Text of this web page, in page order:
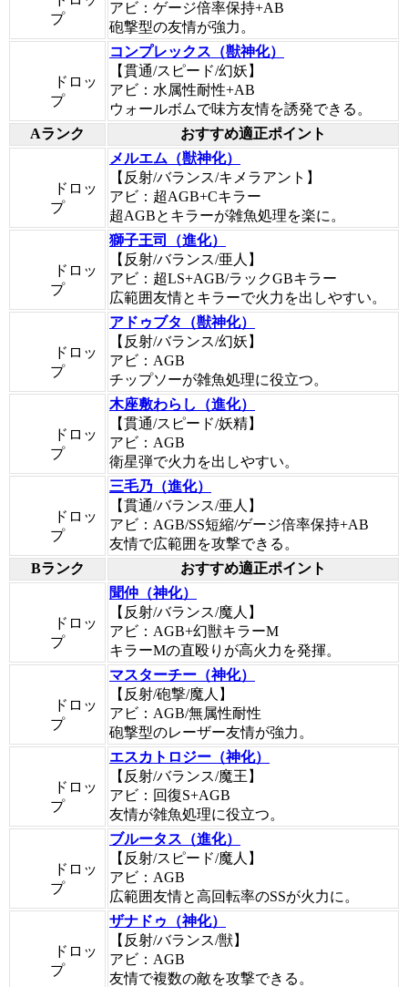
プ
アビ：ゲージ倍率保持+AB
砲撃型の友情が強力。
ドロッ
プ
コンプレックス（獣神化）
【貫通/スピード/幻妖】
アビ：水属性耐性+AB
ウォールボムで味方友情を誘発できる。
Aランク
おすすめ適正ポイント
ドロッ
プ
メルエム（獣神化）
【反射/バランス/キメラアント】
アビ：超AGB+Cキラー
超AGBとキラーが雑魚処理を楽に。
ドロッ
プ
獅子王司（進化）
【反射/バランス/亜人】
アビ：超LS+AGB/ラックGBキラー
広範囲友情とキラーで火力を出しやすい。
ドロッ
プ
アドゥブタ（獣神化）
【反射/バランス/幻妖】
アビ：AGB
チップソーが雑魚処理に役立つ。
ドロッ
プ
木座敷わらし（進化）
【貫通/スピード/妖精】
アビ：AGB
衛星弾で火力を出しやすい。
ドロッ
プ
三毛乃（進化）
【貫通/バランス/亜人】
アビ：AGB/SS短縮/ゲージ倍率保持+AB
友情で広範囲を攻撃できる。
Bランク
おすすめ適正ポイント
ドロッ
プ
聞仲（神化）
【反射/バランス/魔人】
アビ：AGB+幻獣キラーM
キラーMの直殴りが高火力を発揮。
ドロッ
プ
マスターチー（神化）
【反射/砲撃/魔人】
アビ：AGB/無属性耐性
砲撃型のレーザー友情が強力。
ドロッ
プ
エスカトロジー（神化）
【反射/バランス/魔王】
アビ：回復S+AGB
友情が雑魚処理に役立つ。
ドロッ
プ
ブルータス（進化）
【反射/スピード/魔人】
アビ：AGB
広範囲友情と高回転率のSSが火力に。
ドロッ
プ
ザナドゥ（神化）
【反射/バランス/獣】
アビ：AGB
友情で複数の敵を攻撃できる。